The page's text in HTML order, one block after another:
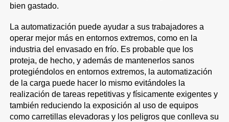
bien gastado.
La automatización puede ayudar a sus trabajadores a
operar mejor más en entornos extremos, como en la
industria del envasado en frío. Es probable que los
proteja, de hecho, y además de mantenerlos sanos
protegiéndolos en entornos extremos, la automatización
de la carga puede hacer lo mismo evitándoles la
realización de tareas repetitivas y físicamente exigentes y
también reduciendo la exposición al uso de equipos
como carretillas elevadoras y los peligros que conlleva su